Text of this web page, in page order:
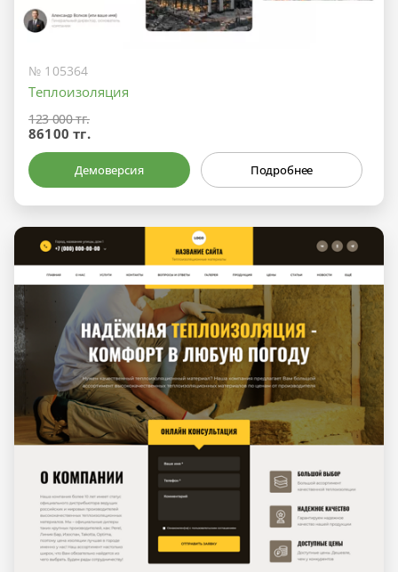
№ 105364
Теплоизоляция
123 000 тг.
86100 тг.
Демоверсия Подробнее